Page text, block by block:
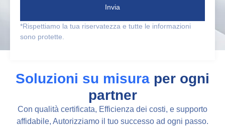
Invia
*Rispettiamo la tua riservatezza e tutte le informazioni
sono protette.
Soluzioni su misura per ogni
partner
Con qualità certificata, Efficienza dei costi, e supporto
affidabile, Autorizziamo il tuo successo ad ogni passo.